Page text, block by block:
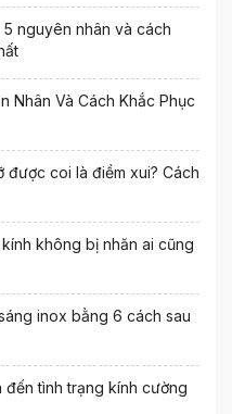
5 nguyên nhân và cách
Nhân Và Cách Khắc Phục
được coi là điềm xui? Cách
không bị nhăn ai cũng
inox bằng 6 cách sau
tình trạng kính cường